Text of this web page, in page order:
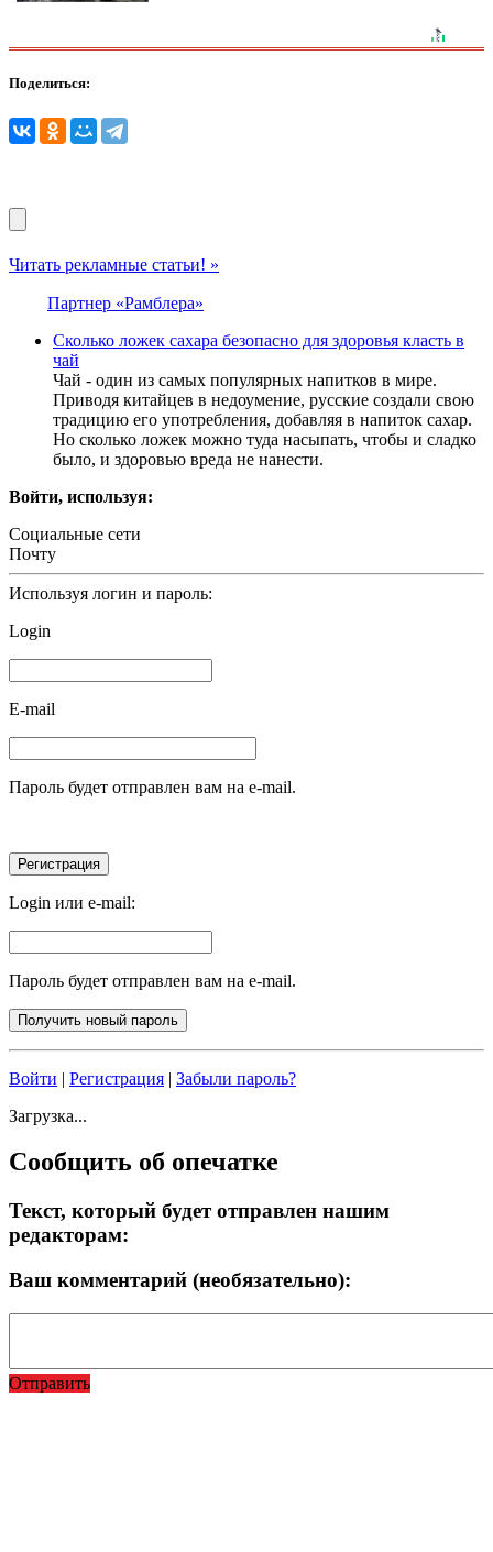
Поделиться:
Читать рекламные статьи! »
Партнер «Рамблера»
Сколько ложек сахара безопасно для здоровья класть в
чай
Чай - один из самых популярных напитков в мире.
Приводя китайцев в недоумение, русские создали свою
традицию его употребления, добавляя в напиток сахар.
Но сколько ложек можно туда насыпать, чтобы и сладко
было, и здоровью вреда не нанести.
Войти, используя:
Социальные сети
Почту
Используя логин и пароль:
Login
E-mail
Пароль будет отправлен вам на e-mail.
Login или e-mail:
Пароль будет отправлен вам на e-mail.
Войти | Регистрация | Забыли пароль?
Загрузка...
Сообщить об опечатке
Текст, который будет отправлен нашим
редакторам:
Ваш комментарий (необязательно):
Отправить